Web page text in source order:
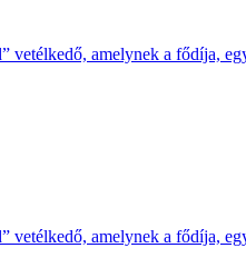
vetélkedő, amelynek a fődíja,
vetélkedő, amelynek a fődíja,